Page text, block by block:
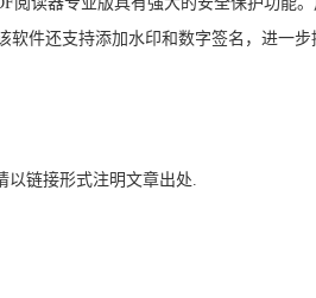
件还支持添加水印和数字签名，进一
以链接形式注明文章出处.